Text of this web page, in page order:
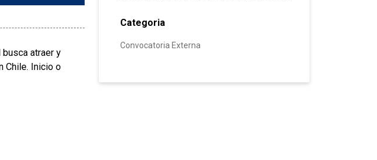
busca atraer y
Chile. Inicio o
Categoria
Convocatoria Externa